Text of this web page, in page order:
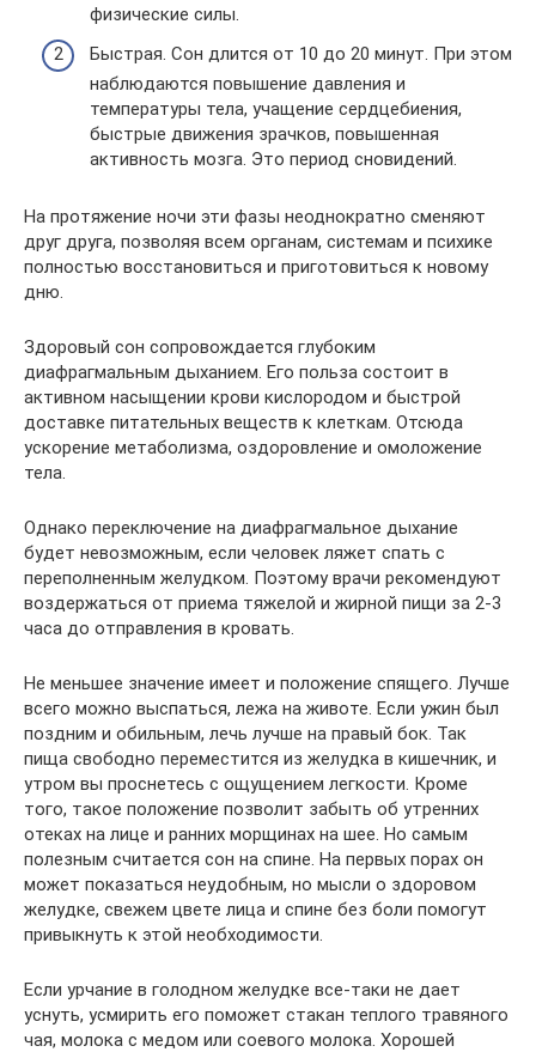
физические силы.
Быстрая. Сон длится от 10 до 20 минут. При этом
наблюдаются повышение давления и
температуры тела, учащение сердцебиения,
быстрые движения зрачков, повышенная
активность мозга. Это период сновидений.
На протяжение ночи эти фазы неоднократно сменяют
друг друга, позволяя всем органам, системам и психике
полностью восстановиться и приготовиться к новому
дню.
Здоровый сон сопровождается глубоким
диафрагмальным дыханием. Его польза состоит в
активном насыщении крови кислородом и быстрой
доставке питательных веществ к клеткам. Отсюда
ускорение метаболизма, оздоровление и омоложение
тела.
Однако переключение на диафрагмальное дыхание
будет невозможным, если человек ляжет спать с
переполненным желудком. Поэтому врачи рекомендуют
воздержаться от приема тяжелой и жирной пищи за 2-3
часа до отправления в кровать.
Не меньшее значение имеет и положение спящего. Лучше
всего можно выспаться, лежа на животе. Если ужин был
поздним и обильным, лечь лучше на правый бок. Так
пища свободно переместится из желудка в кишечник, и
утром вы проснетесь с ощущением легкости. Кроме
того, такое положение позволит забыть об утренних
отеках на лице и ранних морщинах на шее. Но самым
полезным считается сон на спине. На первых порах он
может показаться неудобным, но мысли о здоровом
желудке, свежем цвете лица и спине без боли помогут
привыкнуть к этой необходимости.
Если урчание в голодном желудке все-таки не дает
уснуть, усмирить его поможет стакан теплого травяного
чая, молока с медом или соевого молока. Хорошей